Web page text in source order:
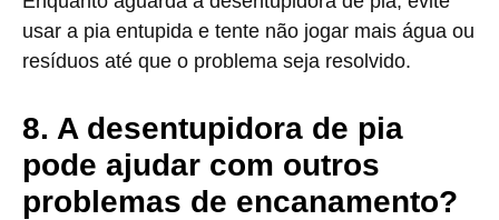
usar a pia entupida e tente não jogar mais água ou
resíduos até que o problema seja resolvido.
8. A desentupidora de pia
pode ajudar com outros
problemas de encanamento?